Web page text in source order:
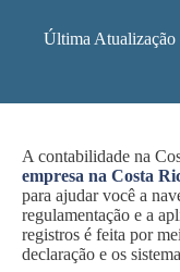
Última Atualização
A contabilidade na
empresa na Costa
para ajudar você a
regulamentação e a
registros é feita por
declaração e os